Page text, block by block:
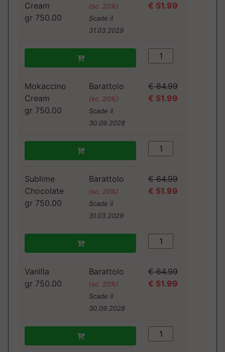
Cream
gr 750.00
(sc. 20%)
Scade il
31.03.2029
€ 51.99
Mokaccino
Cream
gr 750.00
Barattolo
(sc. 20%)
Scade il
30.09.2028
€ 64.99
€ 51.99
Sublime
Chocolate
gr 750.00
Barattolo
(sc. 20%)
Scade il
31.03.2029
€ 64.99
€ 51.99
Vanilla
gr 750.00
Barattolo
(sc. 20%)
Scade il
30.09.2028
€ 64.99
€ 51.99